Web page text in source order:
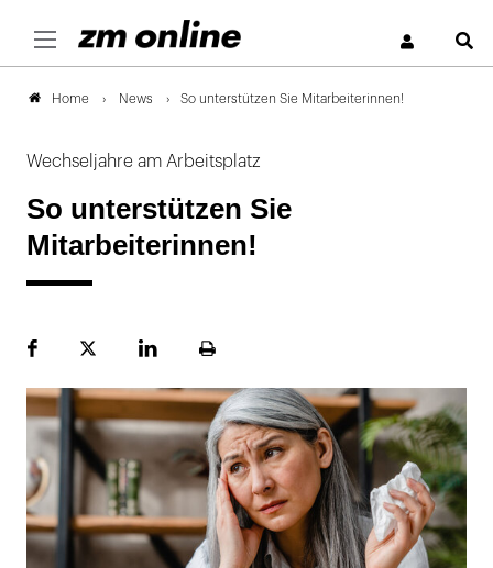
Home News So unterstützen Sie Mitarbeiterinnen!
Wechseljahre am Arbeitsplatz
So unterstützen Sie
Mitarbeiterinnen!
FacebookPlattformLinekdInSeite